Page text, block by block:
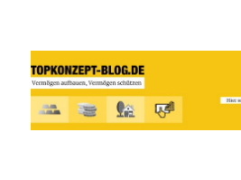
Reich werden und
schützen mit
Gold-